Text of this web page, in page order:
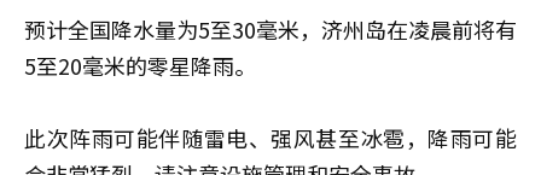
预计全国降水量为5至30毫米，济州岛在凌晨前将有
5至20毫米的零星降雨。
此次阵雨可能伴随雷电、强风甚至冰雹，降雨可能